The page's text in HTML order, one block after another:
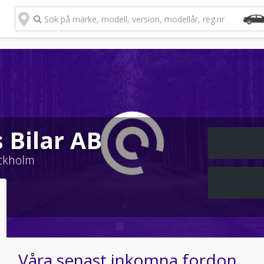
Sök på märke, modell, version, modellår, reg.nr
Bilar AB